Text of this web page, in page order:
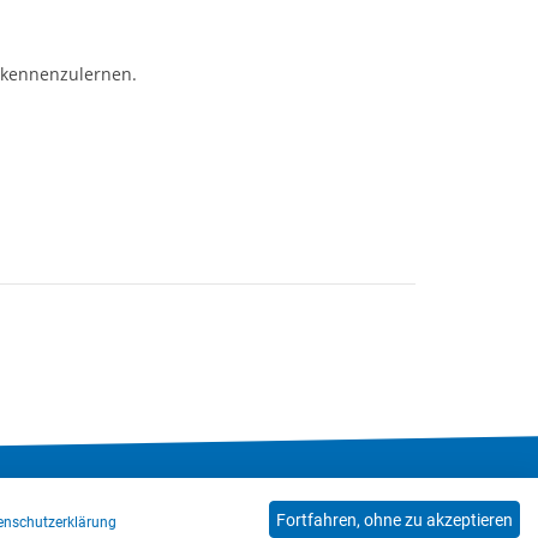
Mitarbeiter*innen
Fortfahren, ohne zu akzeptieren